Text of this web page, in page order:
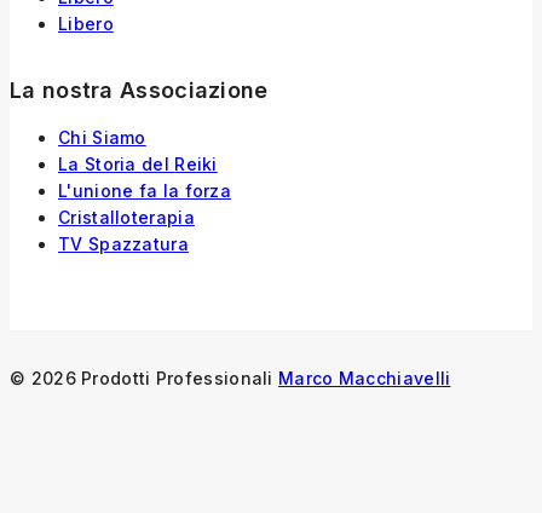
Libero
La nostra Associazione
Chi Siamo
La Storia del Reiki
L'unione fa la forza
Cristalloterapia
TV Spazzatura
© 2026 Prodotti Professionali Marco Macchiavelli